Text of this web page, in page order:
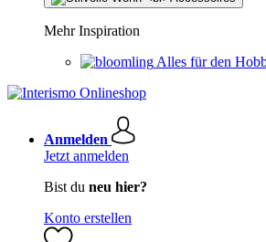
Mehr Inspiration
Alles für den
Anmelden
Jetzt anmelden
Bist du neu hier?
Konto erstellen